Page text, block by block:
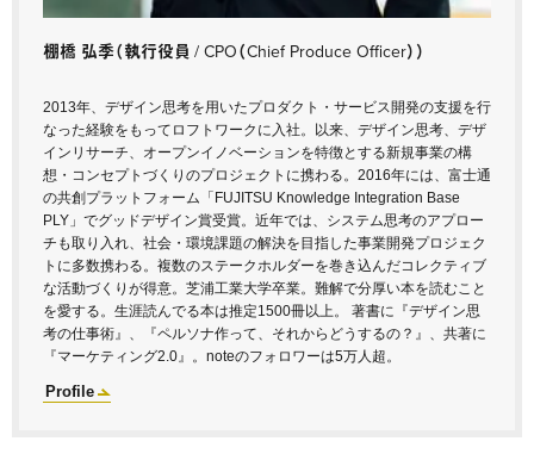
棚橋 弘季（執行役員 / CPO（Chief Produce Officer））
2013年、デザイン思考を用いたプロダクト・サービス開発の支援を行
なった経験をもってロフトワークに入社。以来、デザイン思考、デザ
インリサーチ、オープンイノベーションを特徴とする新規事業の構
想・コンセプトづくりのプロジェクトに携わる。2016年には、富士通
の共創プラットフォーム「FUJITSU Knowledge Integration Base
PLY」でグッドデザイン賞受賞。近年では、システム思考のアプロー
チも取り入れ、社会・環境課題の解決を目指した事業開発プロジェク
トに多数携わる。複数のステークホルダーを巻き込んだコレクティブ
な活動づくりが得意。芝浦工業大学卒業。難解で分厚い本を読むこと
を愛する。生涯読んでる本は推定1500冊以上。 著書に『デザイン思
考の仕事術』、『ペルソナ作って、それからどうするの？』、共著に
『マーケティング2.0』。noteのフォロワーは5万人超。
Profile